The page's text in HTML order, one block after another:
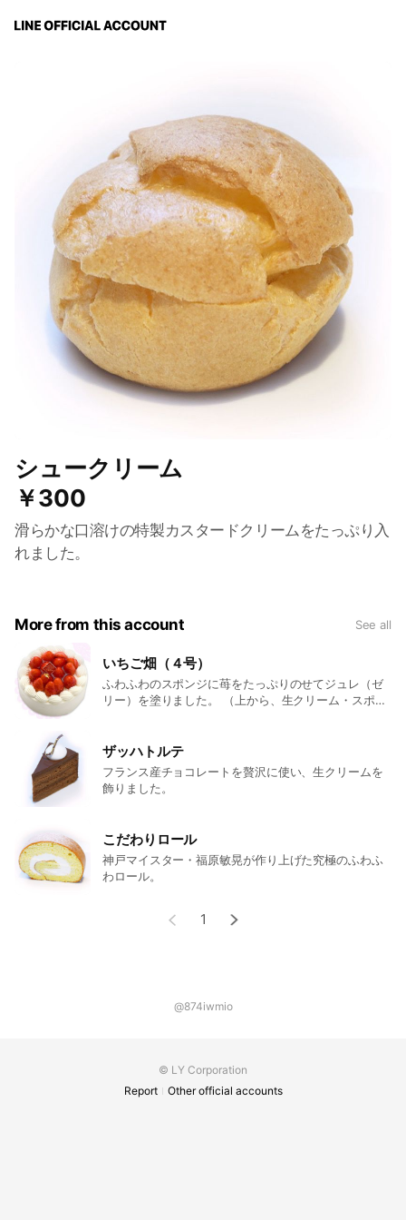
シュークリーム
￥300
滑らかな口溶けの特製カスタードクリームをたっぷり入
れました。
More from this account See all
いちご畑（４号）
ふわふわのスポンジに苺をたっぷりのせてジュレ（ゼ
リー）を塗りました。 （上から、生クリーム・スポン
ザッハトルテ
フランス産チョコレートを贅沢に使い、生クリームを
飾りました。
こだわりロール
神戸マイスター・福原敏晃が作り上げた究極のふわふ
わロール。
1
@874iwmio
© LY Corporation
Report
Other official accounts